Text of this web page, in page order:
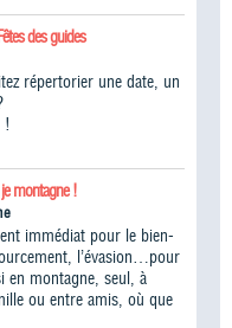
des guides
répertorier une date, un
!
montagne !
immédiat pour le bien-
l’évasion…pour
en montagne, seul, à
ou entre amis, où que